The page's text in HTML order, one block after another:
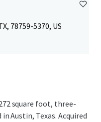
78759-5370, US
square foot, three-
Austin, Texas. Acquired